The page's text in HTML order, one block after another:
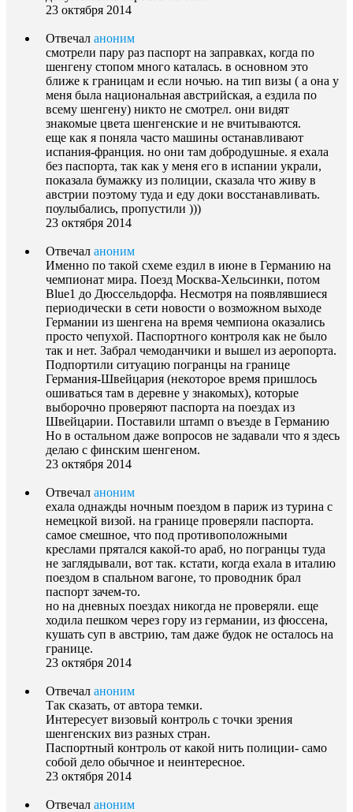
23 октября 2014
Отвечал аноним
смотрели пару раз паспорт на заправках, когда по
шенгену стопом много каталась. в основном это
ближе к границам и если ночью. на тип визы ( а она у
меня была национальная австрийская, а ездила по
всему шенгену) никто не смотрел. они видят
знакомые цвета шенгенские и не вчитываются.
еще как я поняла часто машины останавливают
испания-франция. но они там добродушные. я ехала
без паспорта, так как у меня его в испании украли,
показала бумажку из полиции, сказала что живу в
австрии поэтому туда и еду доки восстанавливать.
поулыбались, пропустили )))
23 октября 2014
Отвечал аноним
Именно по такой схеме ездил в июне в Германию на
чемпионат мира. Поезд Москва-Хельсинки, потом
Blue1 до Дюссельдорфа. Несмотря на появлявшиеся
периодически в сети новости о возможном выходе
Германии из шенгена на время чемпиона оказались
просто чепухой. Паспортного контроля как не было
так и нет. Забрал чемоданчики и вышел из аеропорта.
Подпортили ситуацию погранцы на границе
Германия-Швейцария (некоторое время пришлось
ошиваться там в деревне у знакомых), которые
выборочно проверяют паспорта на поездах из
Швейцарии. Поставили штамп о въезде в Германию
Но в остальном даже вопросов не задавали что я здесь
делаю с финским шенгеном.
23 октября 2014
Отвечал аноним
ехала однажды ночным поездом в париж из турина с
немецкой визой. на границе проверяли паспорта.
самое смешное, что под противоположными
креслами прятался какой-то араб, но погранцы туда
не заглядывали, вот так. кстати, когда ехала в италию
поездом в спальном вагоне, то проводник брал
паспорт зачем-то.
но на дневных поездах никогда не проверяли. еще
ходила пешком через гору из германии, из фюссена,
кушать суп в австрию, там даже будок не осталось на
границе.
23 октября 2014
Отвечал аноним
Так сказать, от автора темки.
Интересует визовый контроль с точки зрения
шенгенских виз разных стран.
Паспортный контроль от какой нить полиции- само
собой дело обычное и неинтересное.
23 октября 2014
Отвечал аноним